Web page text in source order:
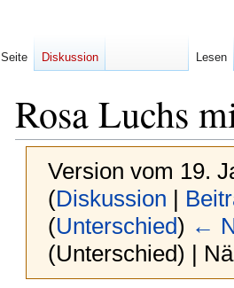
Rosa Luchs
Version vom 19.
(Diskussion |
(Unterschied) ←
(Unterschied) |
Seite Diskussion Lesen